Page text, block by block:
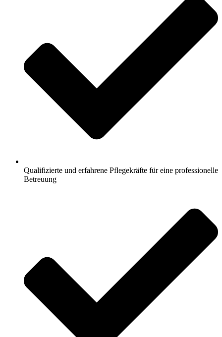
Qualifizierte und erfahrene Pflegekräfte für eine professionelle
Betreuung